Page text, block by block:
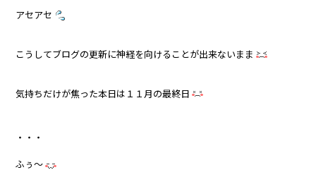
アセアセ
こうしてブログの更新に神経を向けることが出来ないまま
気持ちだけが焦った本日は１１月の最終日
・・・
ふぅ～